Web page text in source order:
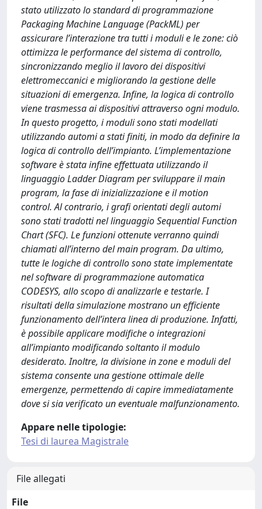
stato utilizzato lo standard di programmazione
Packaging Machine Language (PackML) per
assicurare l’interazione tra tutti i moduli e le zone: ciò
ottimizza le performance del sistema di controllo,
sincronizzando meglio il lavoro dei dispositivi
elettromeccanici e migliorando la gestione delle
situazioni di emergenza. Infine, la logica di controllo
viene trasmessa ai dispositivi attraverso ogni modulo.
In questo progetto, i moduli sono stati modellati
utilizzando automi a stati finiti, in modo da definire la
logica di controllo dell’impianto. L’implementazione
software è stata infine effettuata utilizzando il
linguaggio Ladder Diagram per sviluppare il main
program, la fase di inizializzazione e il motion
control. Al contrario, i grafi orientati degli automi
sono stati tradotti nel linguaggio Sequential Function
Chart (SFC). Le funzioni ottenute verranno quindi
chiamati all’interno del main program. Da ultimo,
tutte le logiche di controllo sono state implementate
nel software di programmazione automatica
CODESYS, allo scopo di analizzarle e testarle. I
risultati della simulazione mostrano un efficiente
funzionamento dell’intera linea di produzione. Infatti,
è possibile applicare modifiche o integrazioni
all’impianto modificando soltanto il modulo
desiderato. Inoltre, la divisione in zone e moduli del
sistema consente una gestione ottimale delle
emergenze, permettendo di capire immediatamente
dove si sia verificato un eventuale malfunzionamento.
Appare nelle tipologie:
Tesi di laurea Magistrale
File allegati
File